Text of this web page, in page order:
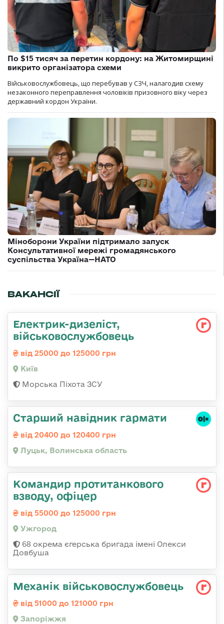
По $15 тисяч за перетин кордону: на Житомирщині
викрито організатора схеми
Військовослужбовець, що перебував у СЗЧ, налагодив схему
незаконного переправлення чоловіків призовного віку через
державний кордон України.
Міноборони України підтримало запуск
Консультативної мережі громадянського
суспільства Україна—НАТО
ВАКАНСІЇ
Електрик-дизеліст,
військовослужбовець
від 25000 до 125000 грн
Київ
Морська Піхота ЗСУ
Старший навідник гармати
від 20400 до 120400 грн
Луцьк, Волинська область
Командир протитанкового
взводу, офіцер
від 55000 до 125000 грн
Ужгород
68 окрема єгерська бригада імені Олекси
Довбуша
Механік військовослужбовець
від 51000 до 121000 грн
Запоріжжя